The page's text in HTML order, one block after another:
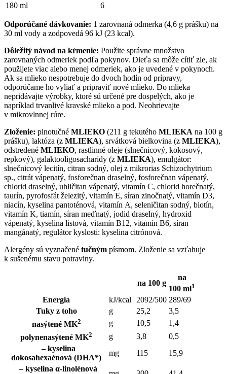
180 ml
6
Odporúčané dávkovanie: 1 zarovnaná odmerka (4,6 g prášku) na
30 ml vody a zodpovedá 96 kJ (23 kcal).
Dôležitý návod na kŕmenie: Použite správne množstvo
zarovnaných odmeriek podľa pokynov. Dieťa sa môže cítiť zle, ak
použijete viac alebo menej odmeriek, ako je uvedené v pokynoch.
Ak sa mlieko nespotrebuje do dvoch hodín od prípravy,
odporúčame ho vyliať a pripraviť nové mlieko. Do mlieka
nepridávajte výrobky, ktoré sú určené pre dospelých, ako je
napríklad trvanlivé kravské mlieko a pod. Neohrievajte
v mikrovlnnej rúre.
Zloženie: plnotučné MLIEKO (211 g tekutého MLIEKA na 100 g
prášku), laktóza (z MLIEKA), srvátková bielkovina (z MLIEKA),
odstredené MLIEKO, rastlinné oleje (slnečnicový, kokosový,
repkový), galaktooligosacharidy (z MLIEKA), emulgátor:
slnečnicový lecitín, citran sodný, olej z mikrorias Schizochytrium
sp., citrát vápenatý, fosforečnan draselný, fosforečnan vápenatý,
chlorid draselný, uhličitan vápenatý, vitamín C, chlorid horečnatý,
taurín, pyrofosfát železitý, vitamín E, síran zinočnatý, vitamín D3,
niacín, kyselina pantoténová, vitamín A, seleničitan sodný, biotín,
vitamín K, tiamín, síran meďnatý, jodid draselný, hydroxid
vápenatý, kyselina listová, vitamín B12, vitamín B6, síran
mangánatý, regulátor kyslosti: kyselina citrónová.
Alergény sú vyznačené tučným písmom. Zloženie sa vzťahuje
k sušenému stavu potraviny.
na 100 g
na
100 ml1
Energia kJ/kcal 2092/500 289/69
Tuky z toho
g 25,2
3,5
nasýtené MK2 g 10,5
1,4
polynenasýtené MK2 g 3,8
0,5
– kyselina
dokosahexaénová (DHA*)
mg 115
15,9
– kyselina α-linolénová